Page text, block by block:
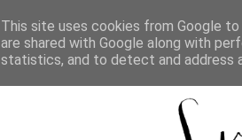
This site uses cookies from Google
are shared with Google along with
statistics, and to detect and address